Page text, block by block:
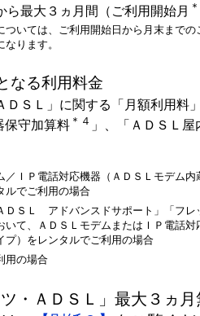
最大３ヵ月間（ご利用開始月
ついては、ご利用開始日から月末まで
ります。
なる利用料金
ＳＬ」に関する「月額利用料
保守加算料 ＊４ 」、「ＡＤＳＬ
／ＩＰ電話対応機器（ＡＤＳＬモデム
ルでご利用の場合
ＤＳＬ アドバンスドサポート」「フ
いて、ＡＤＳＬモデムまたはＩＰ電話
プ）をレンタルでご利用の場合
用の場合
・ＡＤＳＬ」最大３ヵ月